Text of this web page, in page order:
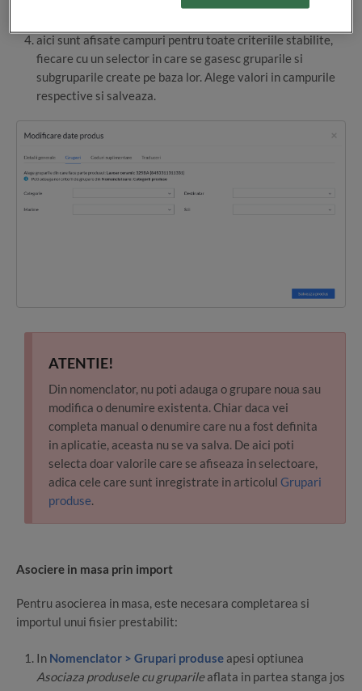
aici sunt afisate campuri pentru toate criteriile stabilite,
fiecare cu un selector in care se gasesc gruparile si
subgruparile create pe baza lor. Alege valori in campurile
respective si salveaza.
ATENTIE!
Din nomenclator, nu poti adauga o grupare noua sau
modifica o denumire existenta. Chiar daca vei
completa manual o denumire care nu a fost definita
in aplicatie, aceasta nu se va salva. De aici poti
selecta doar valorile care se afiseaza in selectoare,
adica cele care sunt inregistrate in articolul Grupari
produse.
Asociere in masa prin import
Pentru asocierea in masa, este necesara completarea si
importul unui fisier prestabilit:
In Nomenclator > Grupari produse apesi optiunea
Asociaza produsele cu gruparileaflata in partea stanga jos